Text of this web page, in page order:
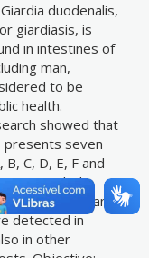
duodenalis,
giardiasis, is
in intestines of
man,
to be
health.
showed that
presents seven
C, D, E, F and
A, which
A1 and
detected in
in other